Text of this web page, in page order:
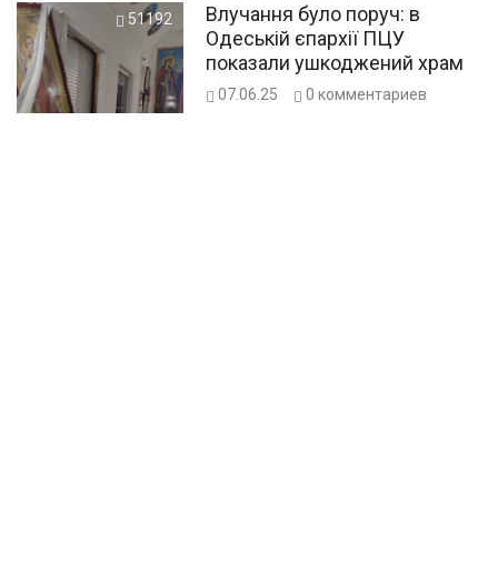
51192
Влучання було поруч: в
Одеській єпархії ПЦУ
показали ушкоджений храм
07.06.25 0 комментариев